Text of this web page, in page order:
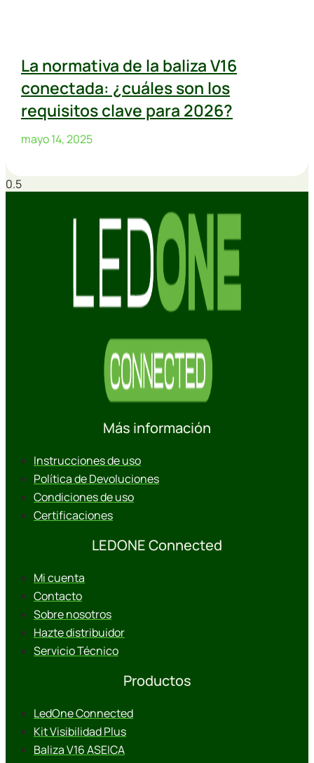
La normativa de la baliza V16
conectada: ¿cuáles son los
requisitos clave para 2026?
mayo 14, 2025
Más información
Instrucciones de uso
Política de Devoluciones
Condiciones de uso
Certificaciones
LEDONE Connected
Mi cuenta
Contacto
Sobre nosotros
Hazte distribuidor
Servicio Técnico
Productos
LedOne Connected
Kit Visibilidad Plus
Baliza V16 ASEICA